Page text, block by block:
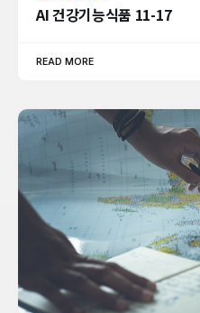
AI 건강기능식품 11-17
READ MORE